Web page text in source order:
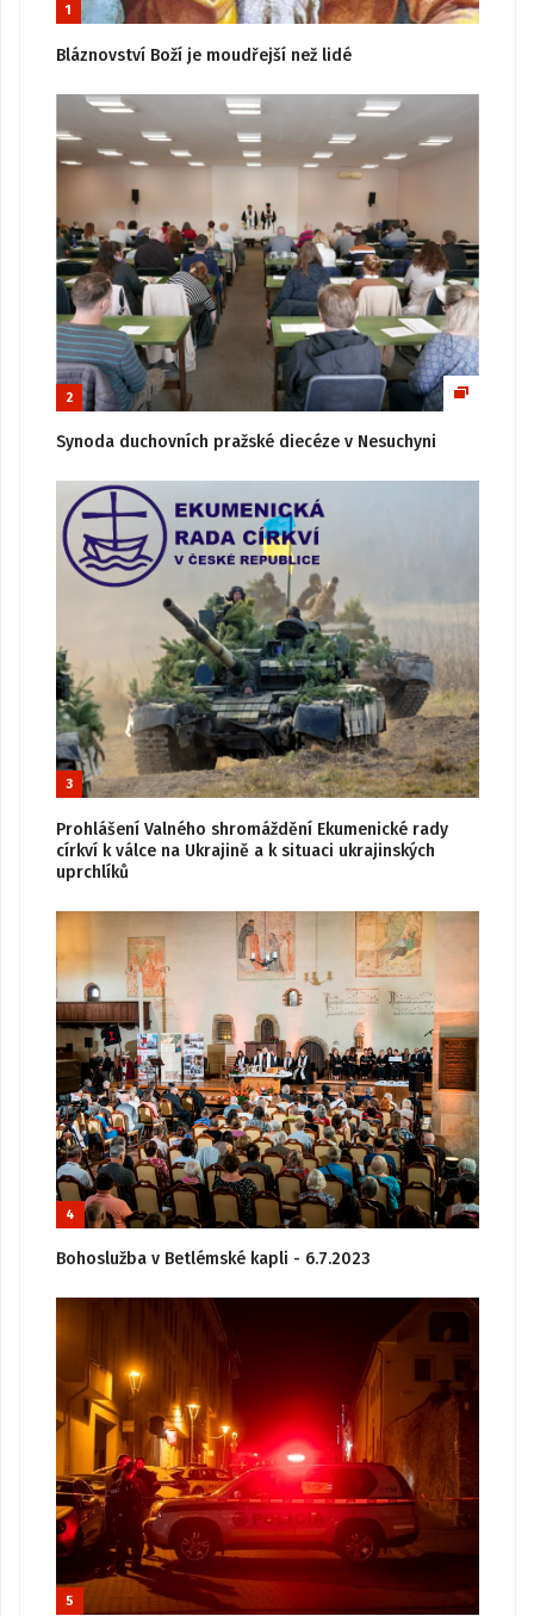
1
Bláznovství Boží je moudřejší než lidé
2
Synoda duchovních pražské diecéze v Nesuchyni
3
Prohlášení Valného shromáždění Ekumenické rady
církví k válce na Ukrajině a k situaci ukrajinských
uprchlíků
4
Bohoslužba v Betlémské kapli - 6.7.2023
5